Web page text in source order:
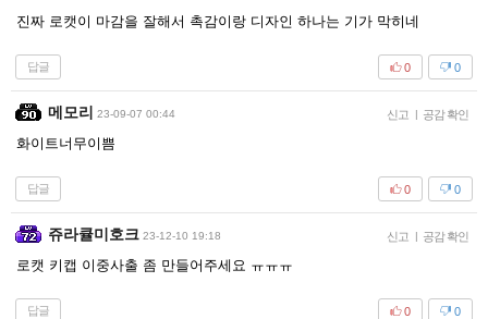
진짜 로캣이 마감을 잘해서 촉감이랑 디자인 하나는 기가 막히네
답글 0
0
메모리 23-09-07 00:44 신고 | 공감 확인
화이트너무이쁨
답글 0
0
쥬라큘미호크 23-12-10 19:18 신고 | 공감 확인
로캣 키캡 이중사출 좀 만들어주세요 ㅠㅠㅠ
답글 0
0